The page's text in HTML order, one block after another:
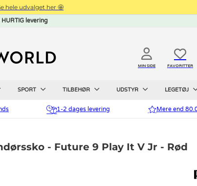
hele udvalget her 🤩
levering
MIN SIDE FAVORITTER
SPORT TILBEHØR UDSTYR LEGETØJ
1-2 dages levering Mere end
- Future 9 Play It V Jr - Rød